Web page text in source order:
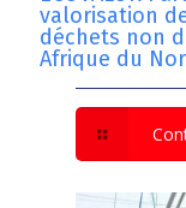
valorisation
déchets non
Afrique du